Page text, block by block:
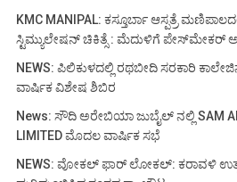
KMC MANIPAL: ಕಸ್ತೂರ್ಬಾ ಆಸ್ಪತ್ರೆ
ಸ್ಟಿಮ್ಯುಲೇಷನ್ ಚಿಕಿತ್ಸೆ : ಮೆದುಳಿಗೆ ಪೇಸ್‌ಮೇಕರ್
NEWS: ಪಿಲಿಕುಳದಲ್ಲಿ ರಥಬೀದಿ ಸರಕಾರಿ
ವಾರ್ಷಿಕ ವಿಶೇಷ ಶಿಬಿರ
News: ಸೌದಿ ಅರೇಬಿಯಾ ಜುಬೈಲ್ ನಲ್ಲಿ SAM
LIMITED ಮೊದಲ ವಾರ್ಷಿಕ ಸಭೆ
NEWS: ವೋಕಲ್ ಫಾರ್ ಲೋಕಲ್: ಕರಾವಳಿ